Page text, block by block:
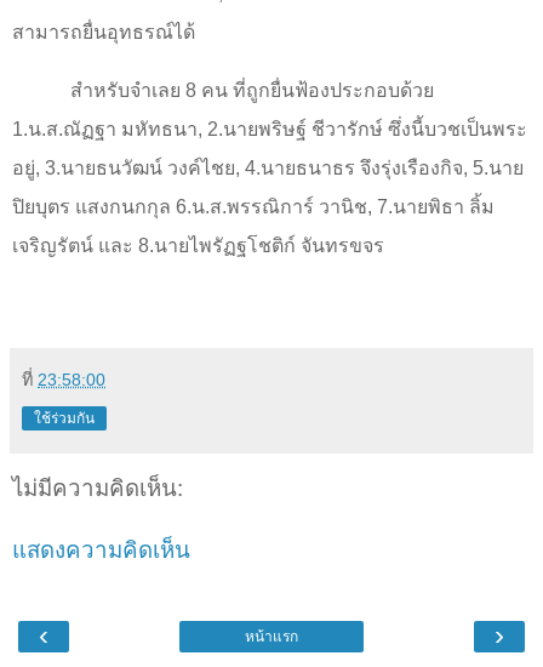
สามารถยื่นอุทธรณ์ได้
สำหรับจำเลย 8 คน ที่ถูกยื่นฟ้องประกอบด้วย
1.น.ส.ณัฏฐา มหัทธนา, 2.นายพริษฐ์ ชีวารักษ์ ซึ่งนี้บวชเป็นพระ
อยู่, 3.นายธนวัฒน์ วงค์ไชย, 4.นายธนาธร จึงรุ่งเรืองกิจ, 5.นาย
ปิยบุตร แสงกนกกุล 6.น.ส.พรรณิการ์ วานิช, 7.นายพิธา ลิ้ม
เจริญรัตน์ และ 8.นายไพรัฏฐโชติก์ จันทรขจร
ที่ 23:58:00
ใช้ร่วมกัน
ไม่มีความคิดเห็น:
แสดงความคิดเห็น
‹ ›
หน้าแรก